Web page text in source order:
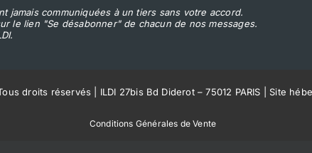
jamais communiquées à un tiers sans votre accord.
le lien "Se désabonner" de chacun de nos messages.
droits réservés | ILDI 27bis Bd Diderot – 75012 PARIS | Site
Conditions Générales de Vente